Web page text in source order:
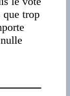
trop